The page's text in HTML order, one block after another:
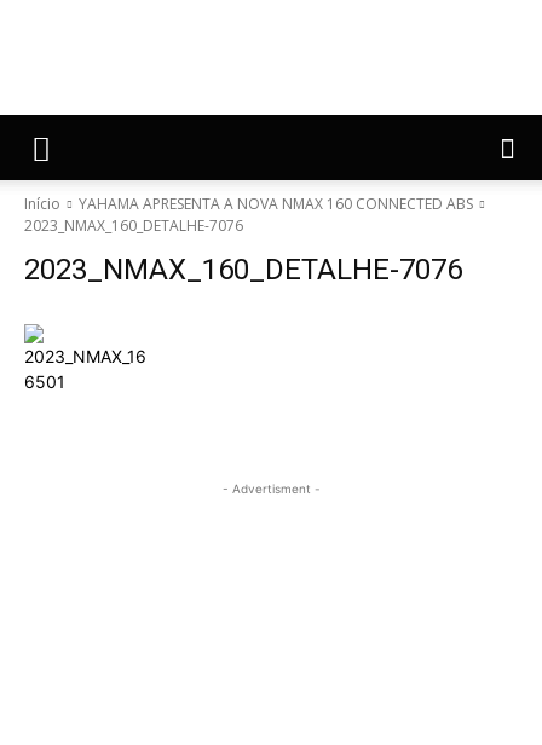
Início
YAHAMA APRESENTA A NOVA NMAX 160 CONNECTED ABS
2023_NMAX_160_DETALHE-7076
2023_NMAX_160_DETALHE-7076
- Advertisment -